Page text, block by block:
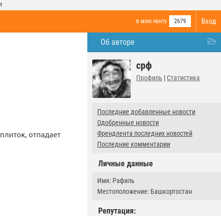
Вход
в мою ленту 2679
Об авторе
срф
Профиль | Статистика
Последние добавленные новости
Одобренные новости
Френдлента последних новостей
Последние комментарии
Личные данные
Имя: Рафиль
Местоположение: Башкортостан
Репутация:
отпадает